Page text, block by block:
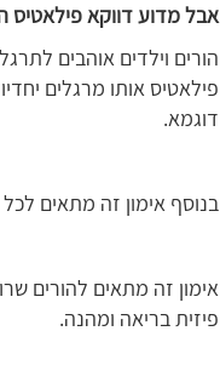
אבל מדוע דווקא פילאטיס
הורים וילדים אוהבים
פילאטיס אותו מרגלים
דוגמא.
בנוסף אימון זה מתאים
אימון זה מתאים להורים
פיזית בריאה ומהנה.